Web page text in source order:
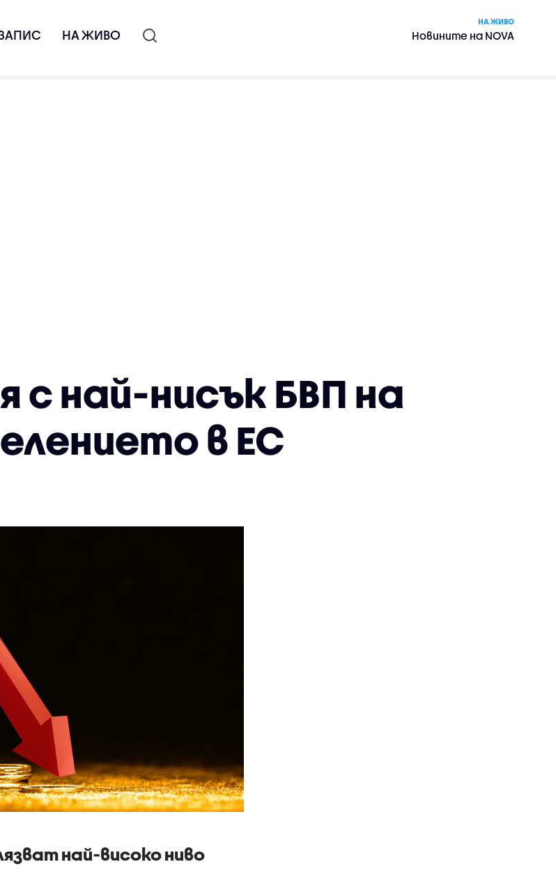
НА ЖИВО
НА ЖИВО
Новините на NOVA
с най-нисък БВП на
в ЕС
най-високо ниво